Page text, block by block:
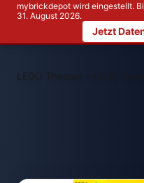
mybrickdepot wird eingestellt.
31. August 2026.
Jetzt
LEGO Themen >